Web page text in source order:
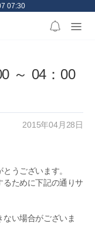
07:30
～ 04：00
2015年04月28日
うございます。
るために下記の通りサ
い場合がございま